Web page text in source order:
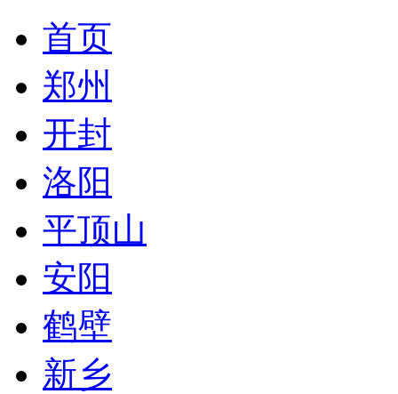
首页
郑州
开封
洛阳
平顶山
安阳
鹤壁
新乡